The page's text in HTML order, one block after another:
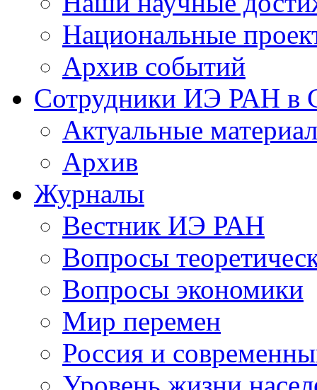
Национальные
Архив событий
Сотрудники ИЭ РАН
Актуальные
Архив
Журналы
Вестник ИЭ РАН
Вопросы
Вопросы экономики
Мир перемен
Россия и